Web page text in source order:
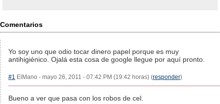
Comentarios
Yo soy uno que odio tocar dinero papel porque es muy
antihigiénico. Ojalá esta cosa de google llegue por aquí pronto.
#1 ElMano - mayo 26, 2011 - 07:42 PM (19:42 horas) (responder)
Bueno a ver que pasa con los robos de cel.